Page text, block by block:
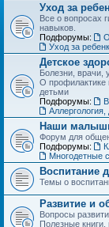
Уход за
Все о вопросах
навыков.
Подфорумы:
Детское
Болезни, врачи,
О профилактике
детьми
Подфорумы:
Наши
Форум для
Подфорумы:
Воспитание
Темы о
Развитие и
Вопросы
Полезные книги,